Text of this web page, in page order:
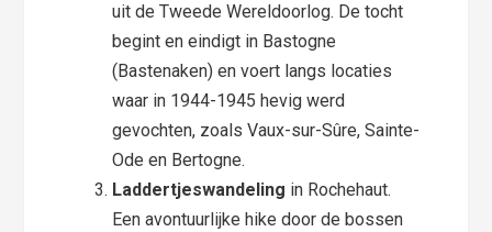
uit de Tweede Wereldoorlog. De tocht
begint en eindigt in Bastogne
(Bastenaken) en voert langs locaties
waar in 1944-1945 hevig werd
gevochten, zoals Vaux-sur-Sûre, Sainte-
Ode en Bertogne.
Laddertjeswandeling in Rochehaut.
Een avontuurlijke hike door de bossen